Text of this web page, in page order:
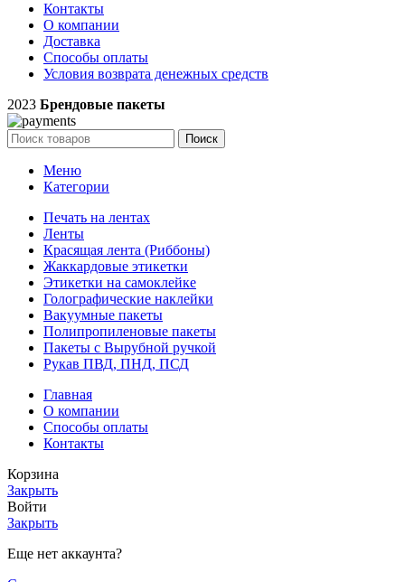
Контакты
О компании
Доставка
Способы оплаты
Условия возврата денежных средств
2023 Брендовые пакеты
Поиск
Меню
Категории
Печать на лентах
Ленты
Красящая лента (Риббоны)
Жаккардовые этикетки
Этикетки на самоклейке
Голографические наклейки
Вакуумные пакеты
Полипропиленовые пакеты
Пакеты с Вырубной ручкой
Рукав ПВД, ПНД, ПСД
Главная
О компании
Способы оплаты
Контакты
Корзина
Закрыть
Войти
Закрыть
Еще нет аккаунта?